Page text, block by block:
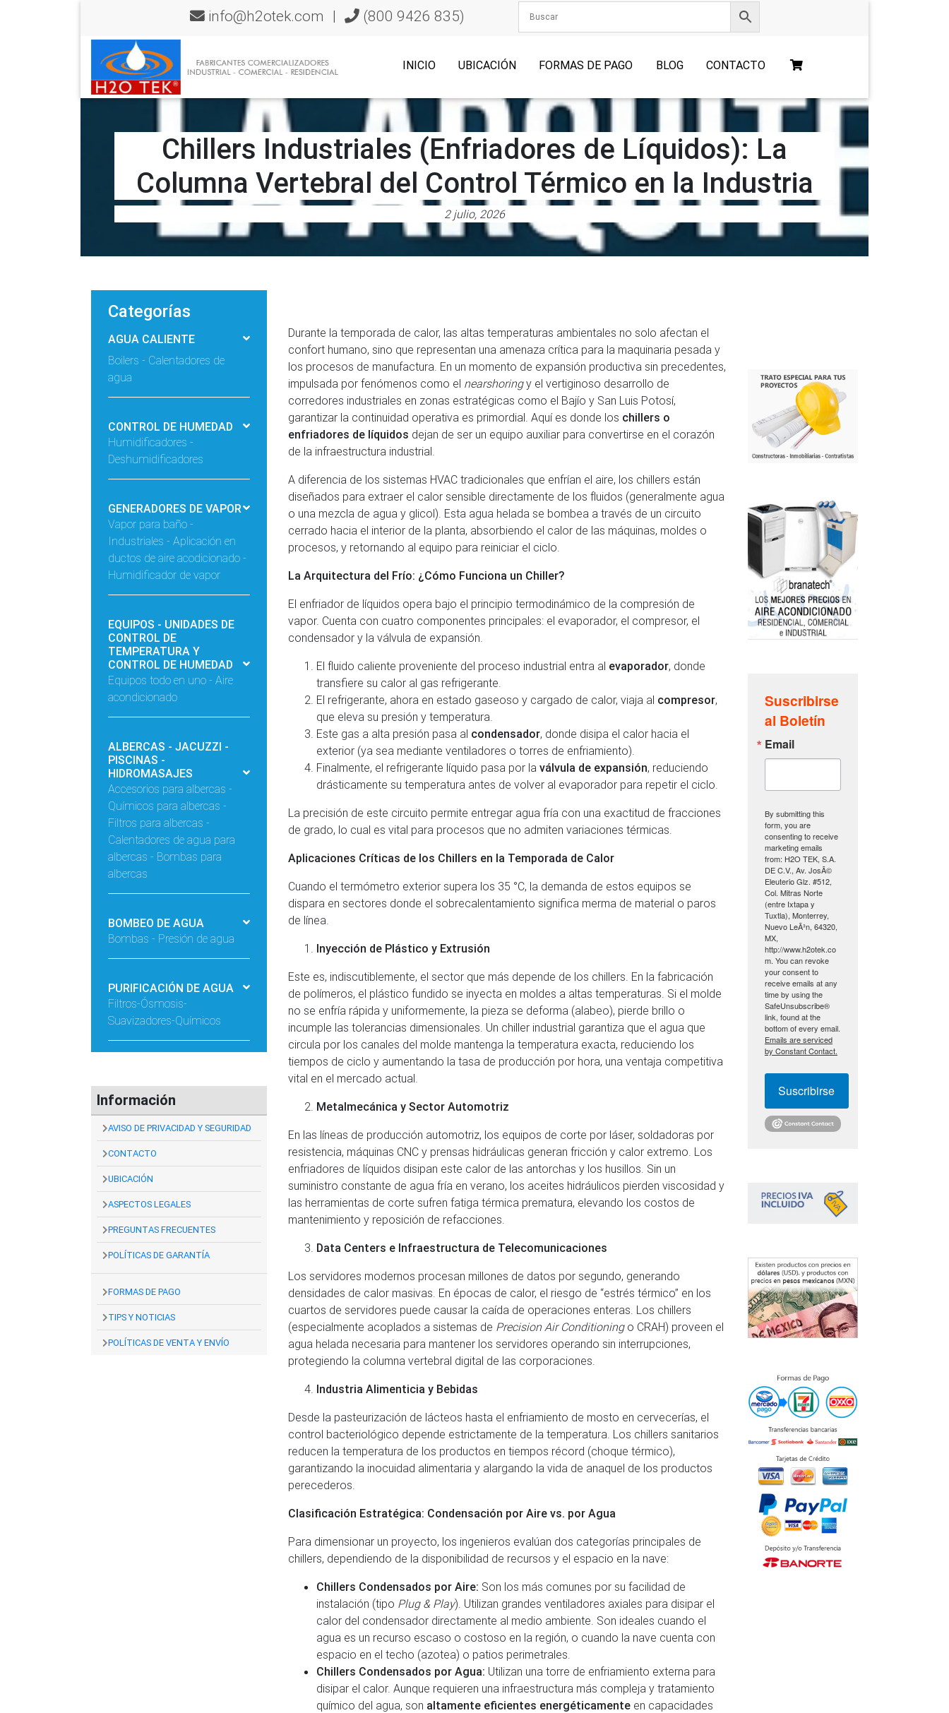
info@h2otek.com | (800 9426 835)
INICIO UBICACIÓN FORMAS DE PAGO BLOG CONTACTO
Chillers Industriales (Enfriadores de Líquidos): La
Columna Vertebral del Control Térmico en la Industria
2 julio, 2026
Categorías
AGUA CALIENTE
Boilers - Calentadores de
agua
CONTROL DE HUMEDAD
Humidificadores -
Deshumidificadores
GENERADORES DE VAPOR
Vapor para baño -
Industriales - Aplicación en
ductos de aire acodicionado -
Humidificador de vapor
EQUIPOS - UNIDADES DE
CONTROL DE
TEMPERATURA Y
CONTROL DE HUMEDAD
Equipos todo en uno - Aire
acondicionado
ALBERCAS - JACUZZI -
PISCINAS -
HIDROMASAJES
Accesorios para albercas -
Químicos para albercas -
Filtros para albercas -
Calentadores de agua para
albercas - Bombas para
albercas
BOMBEO DE AGUA
Bombas - Presión de agua
PURIFICACIÓN DE AGUA
Filtros-Ósmosis-
Suavizadores-Químicos
Información
AVISO DE PRIVACIDAD Y SEGURIDAD
CONTACTO
UBICACIÓN
ASPECTOS LEGALES
PREGUNTAS FRECUENTES
POLÍTICAS DE GARANTÍA
FORMAS DE PAGO
TIPS Y NOTICIAS
POLÍTICAS DE VENTA Y ENVÍO
Durante la temporada de calor, las altas temperaturas ambientales no solo afectan el
confort humano, sino que representan una amenaza crítica para la maquinaria pesada y
los procesos de manufactura. En un momento de expansión productiva sin precedentes,
impulsada por fenómenos como el nearshoringy el vertiginoso desarrollo de
corredores industriales en zonas estratégicas como el Bajío y San Luis Potosí,
garantizar la continuidad operativa es primordial. Aquí es donde los chillers o
enfriadores de líquidos dejan de ser un equipo auxiliar para convertirse en el corazón
de la infraestructura industrial.
A diferencia de los sistemas HVAC tradicionales que enfrían el aire, los chillers están
diseñados para extraer el calor sensible directamente de los fluidos (generalmente agua
o una mezcla de agua y glicol). Esta agua helada se bombea a través de un circuito
cerrado hacia el interior de la planta, absorbiendo el calor de las máquinas, moldes o
procesos, y retornando al equipo para reiniciar el ciclo.
La Arquitectura del Frío: ¿Cómo Funciona un Chiller?
El enfriador de líquidos opera bajo el principio termodinámico de la compresión de
vapor. Cuenta con cuatro componentes principales: el evaporador, el compresor, el
condensador y la válvula de expansión.
El fluido caliente proveniente del proceso industrial entra al evaporador, donde
transfiere su calor al gas refrigerante.
El refrigerante, ahora en estado gaseoso y cargado de calor, viaja al compresor,
que eleva su presión y temperatura.
Este gas a alta presión pasa al condensador, donde disipa el calor hacia el
exterior (ya sea mediante ventiladores o torres de enfriamiento).
Finalmente, el refrigerante líquido pasa por la válvula de expansión, reduciendo
drásticamente su temperatura antes de volver al evaporador para repetir el ciclo.
La precisión de este circuito permite entregar agua fría con una exactitud de fracciones
de grado, lo cual es vital para procesos que no admiten variaciones térmicas.
Aplicaciones Críticas de los Chillers en la Temporada de Calor
Cuando el termómetro exterior supera los 35 °C, la demanda de estos equipos se
dispara en sectores donde el sobrecalentamiento significa merma de material o paros
de línea.
Inyección de Plástico y Extrusión
Este es, indiscutiblemente, el sector que más depende de los chillers. En la fabricación
de polímeros, el plástico fundido se inyecta en moldes a altas temperaturas. Si el molde
no se enfría rápida y uniformemente, la pieza se deforma (alabeo), pierde brillo o
incumple las tolerancias dimensionales. Un chiller industrial garantiza que el agua que
circula por los canales del molde mantenga la temperatura exacta, reduciendo los
tiempos de ciclo y aumentando la tasa de producción por hora, una ventaja competitiva
vital en el mercado actual.
Metalmecánica y Sector Automotriz
En las líneas de producción automotriz, los equipos de corte por láser, soldadoras por
resistencia, máquinas CNC y prensas hidráulicas generan fricción y calor extremo. Los
enfriadores de líquidos disipan este calor de las antorchas y los husillos. Sin un
suministro constante de agua fría en verano, los aceites hidráulicos pierden viscosidad y
las herramientas de corte sufren fatiga térmica prematura, elevando los costos de
mantenimiento y reposición de refacciones.
Data Centers e Infraestructura de Telecomunicaciones
Los servidores modernos procesan millones de datos por segundo, generando
densidades de calor masivas. En épocas de calor, el riesgo de “estrés térmico” en los
cuartos de servidores puede causar la caída de operaciones enteras. Los chillers
(especialmente acoplados a sistemas de Precision Air Conditioningo CRAH) proveen el
agua helada necesaria para mantener los servidores operando sin interrupciones,
protegiendo la columna vertebral digital de las corporaciones.
Industria Alimenticia y Bebidas
Desde la pasteurización de lácteos hasta el enfriamiento de mosto en cervecerías, el
control bacteriológico depende estrictamente de la temperatura. Los chillers sanitarios
reducen la temperatura de los productos en tiempos récord (choque térmico),
garantizando la inocuidad alimentaria y alargando la vida de anaquel de los productos
perecederos.
Clasificación Estratégica: Condensación por Aire vs. por Agua
Para dimensionar un proyecto, los ingenieros evalúan dos categorías principales de
chillers, dependiendo de la disponibilidad de recursos y el espacio en la nave:
Chillers Condensados por Aire: Son los más comunes por su facilidad de
instalación (tipo Plug & Play). Utilizan grandes ventiladores axiales para disipar el
calor del condensador directamente al medio ambiente. Son ideales cuando el
agua es un recurso escaso o costoso en la región, o cuando la nave cuenta con
espacio en el techo (azotea) o patios perimetrales.
Chillers Condensados por Agua: Utilizan una torre de enfriamiento externa para
disipar el calor. Aunque requieren una infraestructura más compleja y tratamiento
químico del agua, son altamente eficientes energéticamente en capacidades
Suscribirse
al Boletín
Email
By submitting this
form, you are
consenting to receive
marketing emails
from: H2O TEK, S.A.
DE C.V., Av. JosÃ©
Eleuterio Glz. #512,
Col. Mitras Norte
(entre Ixtapa y
Tuxtla), Monterrey,
Nuevo LeÃ³n, 64320,
MX,
http://www.h2otek.co
m. You can revoke
your consent to
receive emails at any
time by using the
SafeUnsubscribe®
link, found at the
bottom of every email.
Emails are serviced
by Constant Contact.
Suscribirse